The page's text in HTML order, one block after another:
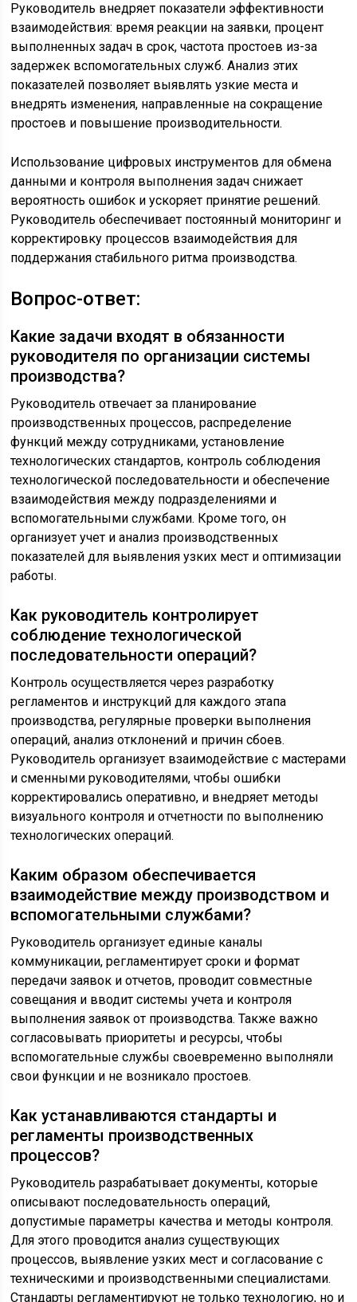
Руководитель внедряет показатели эффективности
взаимодействия: время реакции на заявки, процент
выполненных задач в срок, частота простоев из-за
задержек вспомогательных служб. Анализ этих
показателей позволяет выявлять узкие места и
внедрять изменения, направленные на сокращение
простоев и повышение производительности.
Использование цифровых инструментов для обмена
данными и контроля выполнения задач снижает
вероятность ошибок и ускоряет принятие решений.
Руководитель обеспечивает постоянный мониторинг и
корректировку процессов взаимодействия для
поддержания стабильного ритма производства.
Вопрос-ответ:
Какие задачи входят в обязанности
руководителя по организации системы
производства?
Руководитель отвечает за планирование
производственных процессов, распределение
функций между сотрудниками, установление
технологических стандартов, контроль соблюдения
технологической последовательности и обеспечение
взаимодействия между подразделениями и
вспомогательными службами. Кроме того, он
организует учет и анализ производственных
показателей для выявления узких мест и оптимизации
работы.
Как руководитель контролирует
соблюдение технологической
последовательности операций?
Контроль осуществляется через разработку
регламентов и инструкций для каждого этапа
производства, регулярные проверки выполнения
операций, анализ отклонений и причин сбоев.
Руководитель организует взаимодействие с мастерами
и сменными руководителями, чтобы ошибки
корректировались оперативно, и внедряет методы
визуального контроля и отчетности по выполнению
технологических операций.
Каким образом обеспечивается
взаимодействие между производством и
вспомогательными службами?
Руководитель организует единые каналы
коммуникации, регламентирует сроки и формат
передачи заявок и отчетов, проводит совместные
совещания и вводит системы учета и контроля
выполнения заявок от производства. Также важно
согласовывать приоритеты и ресурсы, чтобы
вспомогательные службы своевременно выполняли
свои функции и не возникало простоев.
Как устанавливаются стандарты и
регламенты производственных
процессов?
Руководитель разрабатывает документы, которые
описывают последовательность операций,
допустимые параметры качества и методы контроля.
Для этого проводится анализ существующих
процессов, выявление узких мест и согласование с
техническими и производственными специалистами.
Стандарты регламентируют не только технологию, но и